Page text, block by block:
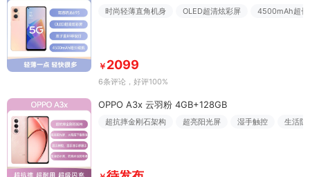
时尚轻薄直角机身 OLED超清炫彩屏 4500mAh超长
￥ 2099
6条评论 ，好评100%
OPPO A3x 云羽粉 4GB+128GB
超抗摔金刚石架构 超亮阳光屏 湿手触控 生活防